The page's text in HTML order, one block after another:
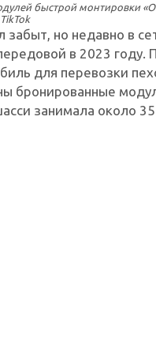
быстрой монтировки
но недавно в
в 2023 году.
для перевозки
бронированные
занимала около